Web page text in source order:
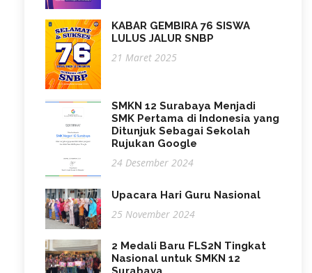
KABAR GEMBIRA 76 SISWA
LULUS JALUR SNBP
21 Maret 2025
SMKN 12 Surabaya Menjadi
SMK Pertama di Indonesia yang
Ditunjuk Sebagai Sekolah
Rujukan Google
24 Desember 2024
Upacara Hari Guru Nasional
25 November 2024
2 Medali Baru FLS2N Tingkat
Nasional untuk SMKN 12